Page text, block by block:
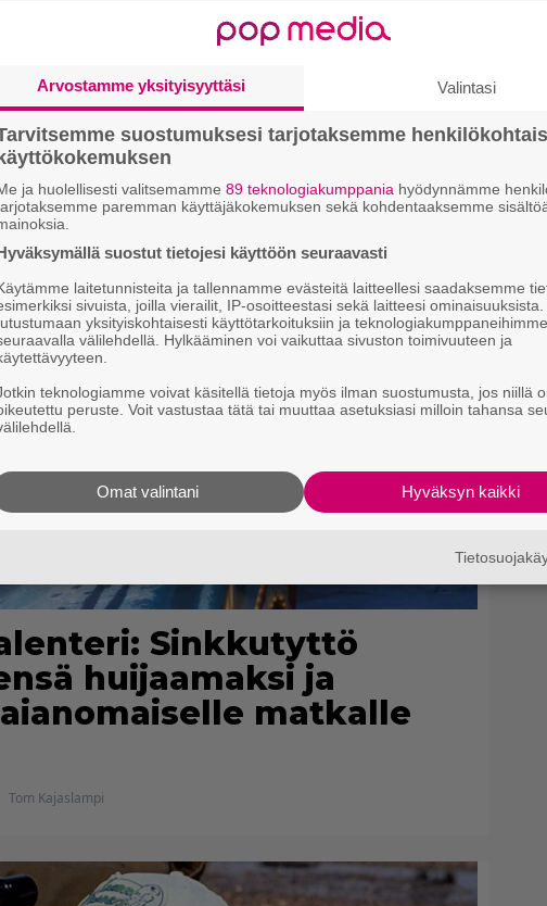
Sinkkutyttö
huijaamaksi ja
matkalle
Tom Kajaslampi
Arvostamme yksityisyyttäsi Valintasi
suostumuksesi tarjotaksemme
käyttökokemuksen
ja huolellisesti valitsemamme 89 teknologiakumppania hyödynnämme
paremman käyttäjäkokemuksen sekä kohdentaaksemme
suostut tietojesi käyttöön seuraavasti
laitetunnisteita ja tallennamme evästeitä laitteellesi saadaksemme
sivuista, joilla vierailit, IP-osoitteestasi sekä laitteesi
yksityiskohtaisesti käyttötarkoituksiin ja teknologiakumppaneihimme
välilehdellä. Hylkääminen voi vaikuttaa sivuston toimivuuteen ja
teknologiamme voivat käsitellä tietoja myös ilman suostumusta, jos niillä
peruste. Voit vastustaa tätä tai muuttaa asetuksiasi milloin tahansa
Hyväksyn kaikki
Omat valintani